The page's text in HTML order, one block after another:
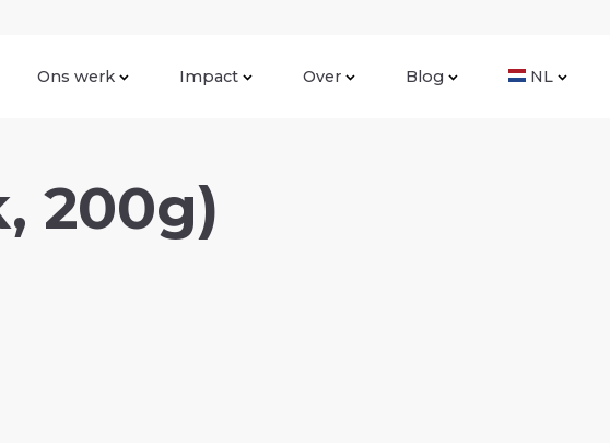
Ons werk Impact Over Blog NL
200g)